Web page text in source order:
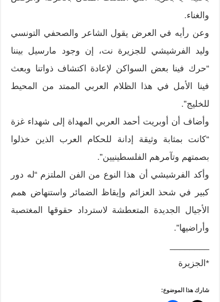
والغناء.
وعن رأيه في العرض يقول الشاعر والصحفي التونسي
وليد الفرشيشي للجزيرة نت، إن وجود مارسيل بيننا
“حرك فينا بعض السواكن لإعادة اكتشاف ذواتنا وبعث
فينا الأمل في هذا الظلام العربي الممتد من المحيط
للخليج”.
وأضاف أن أوبريت أحمد العربي المهداة إلى شهداء غزة
“كانت بمثابة وثيقة إدانة للحكام العرب الذين خذلوا
بصمتهم وتآمرهم الفلسطينيين”.
وأكد الفرشيشي أن هذا النوع من الفن الملتزم “له دور
كبير في شحذ العزائم وإيقاظ الضمائر واستنهاض همم
الأجيال الجديدة المتعطشة لاسترداد حقوقها المغتصبة
وأراضيها”.
*الجزيرة
شارك هذا الموضوع: